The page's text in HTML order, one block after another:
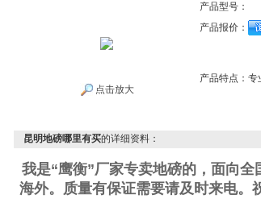
点击放大
产品型号：
产品报价：
产品特点： 专
昆明地磅哪里有买的详细资料：
我是“鹰衡”厂家专卖地磅的，面向
海外。质量有保证需要请及时来电。